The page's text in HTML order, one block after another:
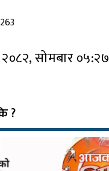
263
सोमबार ०५:२७
?